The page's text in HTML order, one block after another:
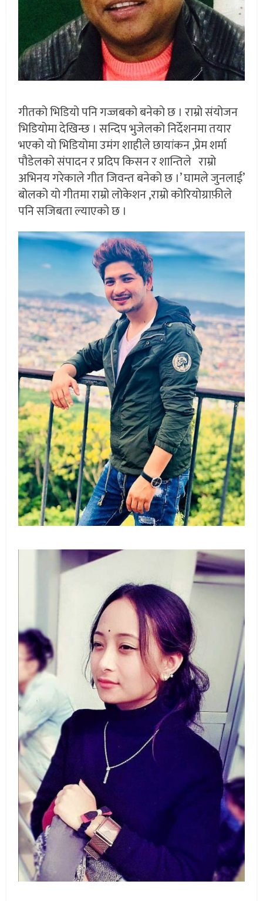
गीतको भिडियो पनि गज्जबको बनेको छ । राम्रो संयोजन
भिडियोमा देखिन्छ । सन्दिप भुजेलको निर्देशनमा तयार
भएको यो भिडियोमा उमंग शाहीले छायांकन ,प्रेम शर्मा
पौडेलको संपादन र प्रदिप किसन र शान्तिले राम्रो
अभिनय गरेकाले गीत जिवन्त बनेको छ ।’ घामले जुनलाई’
बोलको यो गीतमा राम्रो लोकेशन ,राम्रो कोरियोग्राफ़ीले
पनि सजिबता ल्याएको छ ।